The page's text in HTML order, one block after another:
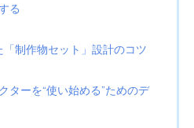
る
制作物セット」設計のコツ
ターを“使い始める”ためのデ